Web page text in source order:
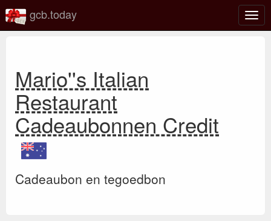
gcb.today
Mario''s Italian
Restaurant
Cadeaubonnen Credit
Cadeaubon en tegoedbon